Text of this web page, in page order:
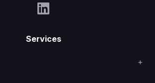
Services